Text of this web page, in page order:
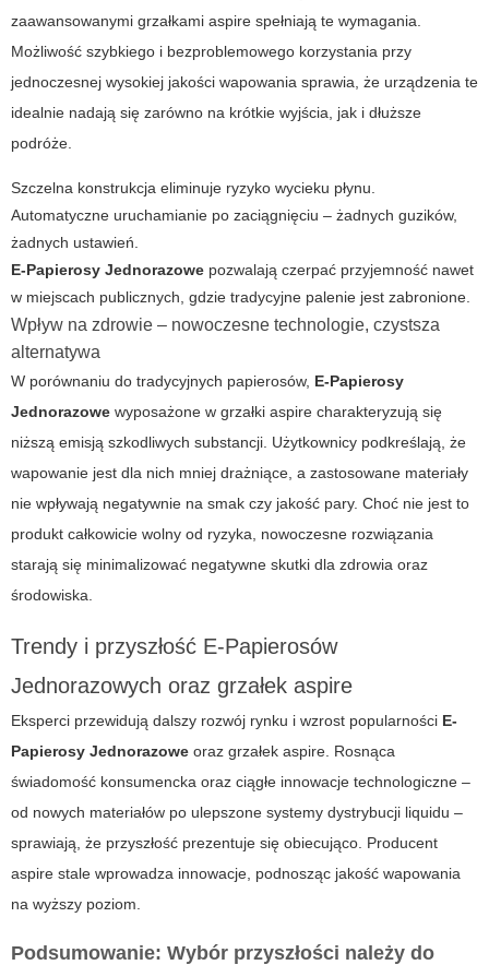
zaawansowanymi grzałkami aspire spełniają te wymagania.
Możliwość szybkiego i bezproblemowego korzystania przy
jednoczesnej wysokiej jakości wapowania sprawia, że urządzenia te
idealnie nadają się zarówno na krótkie wyjścia, jak i dłuższe
podróże.
Szczelna konstrukcja eliminuje ryzyko wycieku płynu.
Automatyczne uruchamianie po zaciągnięciu – żadnych guzików,
żadnych ustawień.
E-Papierosy Jednorazowe pozwalają czerpać przyjemność nawet
w miejscach publicznych, gdzie tradycyjne palenie jest zabronione.
Wpływ na zdrowie – nowoczesne technologie, czystsza
alternatywa
W porównaniu do tradycyjnych papierosów, E-Papierosy
Jednorazowe wyposażone w grzałki aspire charakteryzują się
niższą emisją szkodliwych substancji. Użytkownicy podkreślają, że
wapowanie jest dla nich mniej drażniące, a zastosowane materiały
nie wpływają negatywnie na smak czy jakość pary. Choć nie jest to
produkt całkowicie wolny od ryzyka, nowoczesne rozwiązania
starają się minimalizować negatywne skutki dla zdrowia oraz
środowiska.
Trendy i przyszłość E-Papierosów
Jednorazowych oraz grzałek aspire
Eksperci przewidują dalszy rozwój rynku i wzrost popularności E-
Papierosy Jednorazowe oraz grzałek aspire. Rosnąca
świadomość konsumencka oraz ciągłe innowacje technologiczne –
od nowych materiałów po ulepszone systemy dystrybucji liquidu –
sprawiają, że przyszłość prezentuje się obiecująco. Producent
aspire stale wprowadza innowacje, podnosząc jakość wapowania
na wyższy poziom.
Podsumowanie: Wybór przyszłości należy do